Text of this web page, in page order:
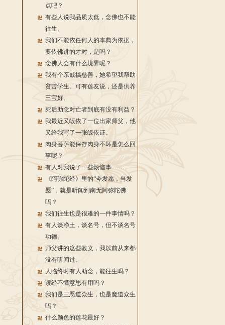
点吧？
有些人说我品质太低，念佛也不能
往生。
我们不能依任何人的本典为依据，
要依佛讲的才对，是吗？
念佛人会有什么境界呢？
我有个亲戚搞慈善，她希望我帮助
贫苦学生。可有莲友说，还是供养
三宝好。
死后助念对亡者到底有没有利益？
我最近又皈依了一位出家师父，他
又给我写了一张皈依证。
肉身菩萨能保存肉身不坏是怎么回
事呢？
有人对我说了一些烦恼事……
《阿弥陀经》里的“今发愿，当发
愿”，就是听闻到南无阿弥陀佛
吗？
我们往生也是很难的一件事情吗？
有人谈净土，谈名号，但不谈名号
功德。
师父讲的这些教义，我以前从来都
没有听闻过。
人临终时有人助念，能往生吗？
读经不懂意思有用吗？
我们是三恶道众生，也是魔道众生
吗？
什么颜色的莲花最好？